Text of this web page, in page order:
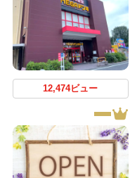
12,474ビュー